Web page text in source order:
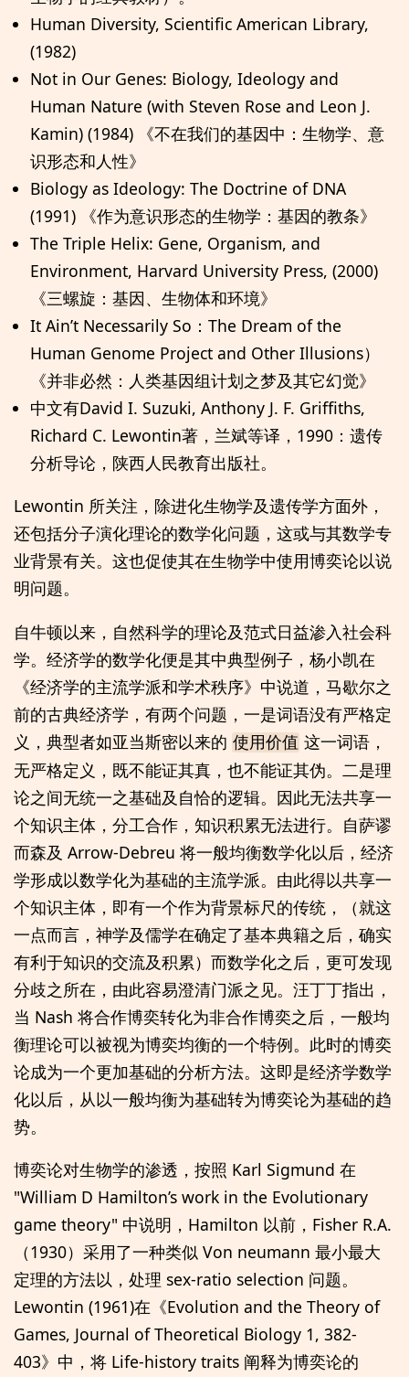
Human Diversity, Scientific American Library,
(1982)
Not in Our Genes: Biology, Ideology and
Human Nature (with Steven Rose and Leon J.
Kamin) (1984) 《不在我们的基因中：生物学、意
识形态和人性》
Biology as Ideology: The Doctrine of DNA
(1991) 《作为意识形态的生物学：基因的教条》
The Triple Helix: Gene, Organism, and
Environment, Harvard University Press, (2000)
《三螺旋：基因、生物体和环境》
It Ain’t Necessarily So：The Dream of the
Human Genome Project and Other Illusions）
《并非必然：人类基因组计划之梦及其它幻觉》
中文有David I. Suzuki, Anthony J. F. Griffiths,
Richard C. Lewontin著，兰斌等译，1990：遗传
分析导论，陕西人民教育出版社。
Lewontin 所关注，除进化生物学及遗传学方面外，
还包括分子演化理论的数学化问题，这或与其数学专
业背景有关。这也促使其在生物学中使用博奕论以说
明问题。
自牛顿以来，自然科学的理论及范式日益渗入社会科
学。经济学的数学化便是其中典型例子，杨小凯在
《经济学的主流学派和学术秩序》中说道，马歇尔之
前的古典经济学，有两个问题，一是词语没有严格定
义，典型者如亚当斯密以来的 使用价值 这一词语，
无严格定义，既不能证其真，也不能证其伪。二是理
论之间无统一之基础及自恰的逻辑。因此无法共享一
个知识主体，分工合作，知识积累无法进行。自萨谬
而森及 Arrow-Debreu 将一般均衡数学化以后，经济
学形成以数学化为基础的主流学派。由此得以共享一
个知识主体，即有一个作为背景标尺的传统，（就这
一点而言，神学及儒学在确定了基本典籍之后，确实
有利于知识的交流及积累）而数学化之后，更可发现
分歧之所在，由此容易澄清门派之见。汪丁丁指出，
当 Nash 将合作博奕转化为非合作博奕之后，一般均
衡理论可以被视为博奕均衡的一个特例。此时的博奕
论成为一个更加基础的分析方法。这即是经济学数学
化以后，从以一般均衡为基础转为博奕论为基础的趋
势。
博奕论对生物学的渗透，按照 Karl Sigmund 在
"William D Hamilton’s work in the Evolutionary
game theory" 中说明，Hamilton 以前，Fisher R.A.
（1930）采用了一种类似 Von neumann 最小最大
定理的方法以，处理 sex-ratio selection 问题。
Lewontin (1961)在《Evolution and the Theory of
Games, Journal of Theoretical Biology 1, 382-
403》中，将 Life-history traits 阐释为博奕论的